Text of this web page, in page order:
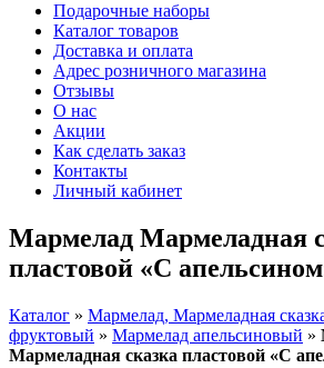
Подарочные наборы
Каталог товаров
Доставка и оплата
Адрес розничного магазина
Отзывы
О нас
Акции
Как сделать заказ
Контакты
Личный кабинет
Мармелад Мармеладная
пластовой «С
Каталог » Мармелад, Мармеладная
фруктовый » Мармелад апельсиновый »
Мармеладная сказка пластовой «С